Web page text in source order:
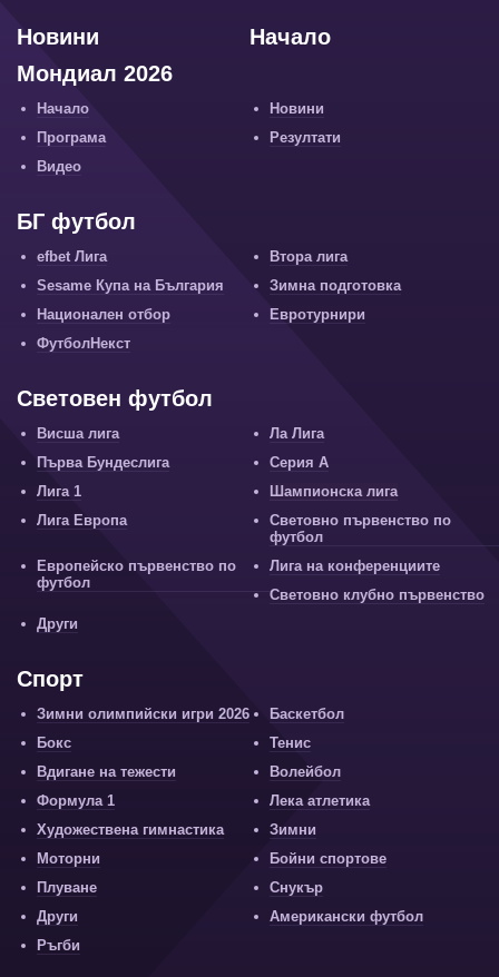
Начало
Новини
Мондиал 2026
Начало
Новини
Програма
Резултати
Видео
БГ футбол
efbet Лига
Втора лига
Sesame Купа на България
Зимна подготовка
Национален отбор
Евротурнири
ФутболНекст
Световен футбол
Висша лига
Ла Лига
Първа Бундеслига
Серия А
Лига 1
Шампионска лига
Лига Европа
Световно първенство по
футбол
Европейско първенство по
футбол
Лига на конференциите
Световно клубно първенство
Други
Спорт
Зимни олимпийски игри 2026
Баскетбол
Бокс
Тенис
Вдигане на тежести
Волейбол
Формула 1
Лека атлетика
Художествена гимнастика
Зимни
Моторни
Бойни спортове
Плуване
Снукър
Други
Американски футбол
Ръгби